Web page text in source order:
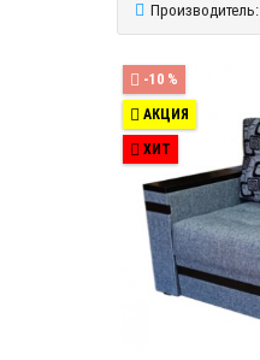
Производитель:
-10 %
АКЦИЯ
ХИТ